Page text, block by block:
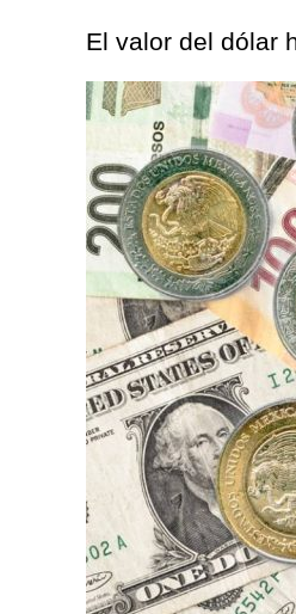
El valor del dólar